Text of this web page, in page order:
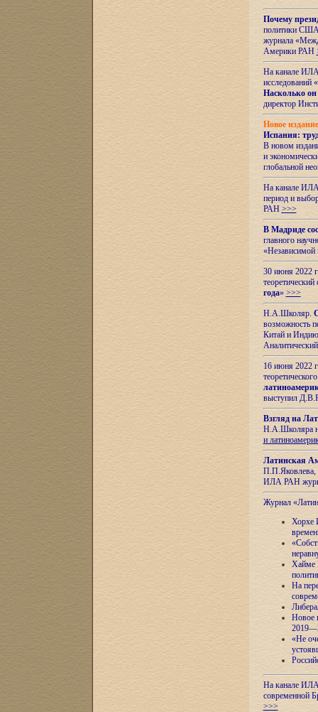
Почему
политики США
журнала
Америки РАН
На канале ИЛА
исследований «
Насколько он
директор
Новое
Испания:
В новом
и
глобальной
На канале
период и
РАН >>>
В Мадриде
главного
«Независимой
30 июня 2022
года» >>>
Н.А.Школяр.
возможность
Китай и
16 июня 2022
выступил
Взгляд на
Н.А.Школяра
и
Латинская
П.П.Яковлева,
ИЛА РАН
Журнал
Хорхе
Хайме
На
Новое
«Не
На канале ИЛА
современной
>>>